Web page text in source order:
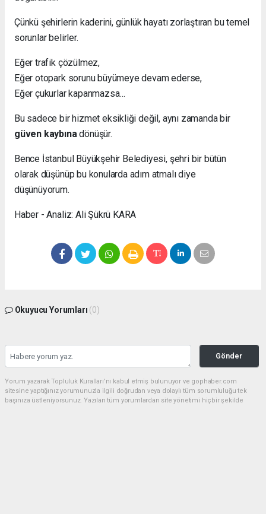
Çünkü şehirlerin kaderini, günlük hayatı zorlaştıran bu temel
sorunlar belirler.
Eğer trafik çözülmez,
Eğer otopark sorunu büyümeye devam ederse,
Eğer çukurlar kapanmazsa…
Bu sadece bir hizmet eksikliği değil, aynı zamanda bir
güven kaybınadönüşür.
Bence İstanbul Büyükşehir Belediyesi, şehri bir bütün
olarak düşünüp bu konularda adım atmalı diye
düşünüyorum.
Haber - Analiz: Ali Şükrü KARA
Okuyucu Yorumları (0)
Gönder
Yorum yazarak Topluluk Kuralları’nı kabul etmiş bulunuyor ve gophaber.com
sitesine yaptığınız yorumunuzla ilgili doğrudan veya dolaylı tüm sorumluluğu tek
başınıza üstleniyorsunuz. Yazılan tüm yorumlardan site yönetimi hiçbir şekilde